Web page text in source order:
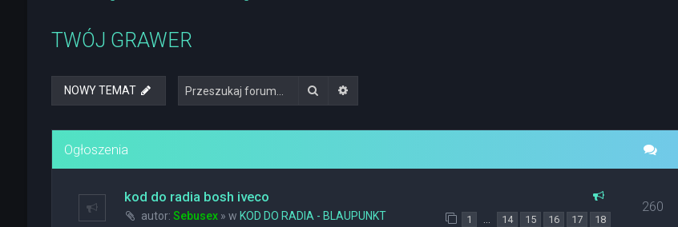
TWÓJ GRAWER
NOWY TEMAT Szukaj
Ogłoszenia
kod do radia bosh iveco
autor: Sebusex » w KOD DO RADIA - BLAUPUNKT 1 … 14 15 16 17 18
260